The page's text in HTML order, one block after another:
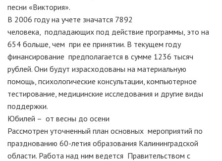
песни «Виктория».
В 2006 году на учете значатся 7892
человека, подпадающих под действие программы, это на
654 больше, чем при ее принятии. В текущем году
финансирование предполагается в сумме 1236 тысяч
рублей. Они будут израсходованы на материальную
помощь, психологические консультации, компьютерное
тестирование, медицинские исследования и другие виды
поддержки.
Юбилей – от весны до осени
Рассмотрен уточненный план основных мероприятий по
празднованию 60-летия образования Калининградской
области. Работа над ним ведется Правительством с